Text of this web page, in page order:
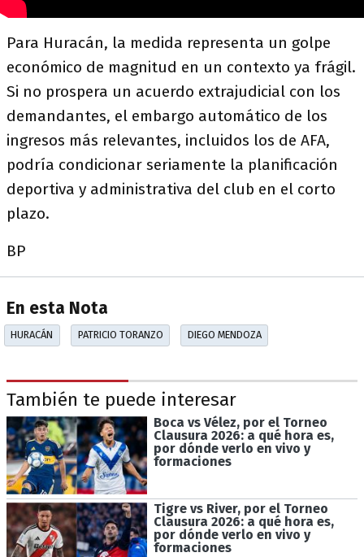
Para Huracán, la medida representa un golpe
económico de magnitud en un contexto ya frágil.
Si no prospera un acuerdo extrajudicial con los
demandantes, el embargo automático de los
ingresos más relevantes, incluidos los de AFA,
podría condicionar seriamente la planificación
deportiva y administrativa del club en el corto
plazo.
BP
En esta Nota
HURACÁN PATRICIO TORANZO DIEGO MENDOZA
También te puede interesar
Boca vs Vélez, por el Torneo
Clausura 2026: a qué hora es,
por dónde verlo en vivo y
formaciones
Tigre vs River, por el Torneo
Clausura 2026: a qué hora es,
por dónde verlo en vivo y
formaciones